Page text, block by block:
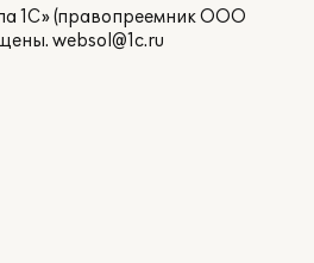
1С» (правопреемник ООО
websol@1c.ru